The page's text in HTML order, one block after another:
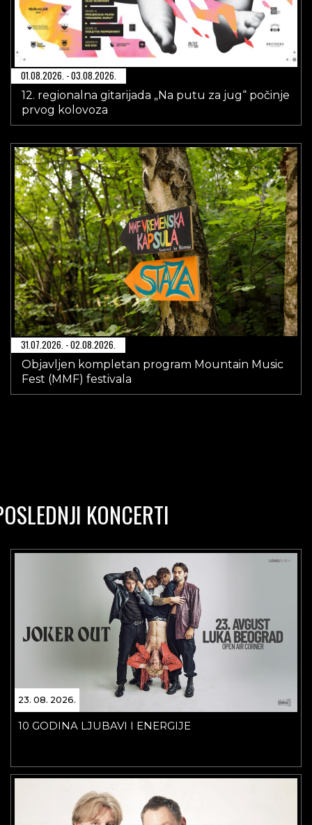
01.08.2026. - 03.08.2026.
12. regionalna gitarijada „Na putu za jug“ počinje
prvog kolovoza
31.07.2026. - 02.08.2026.
Objavljen kompletan program Mountain Music
Fest (MMF) festivala
KONCERTI
23. 08. 2026.
10 GODINA LJUBAVI I ENERGIJE